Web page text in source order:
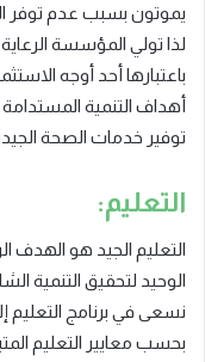
يموتون بسبب عدم توفر
لذا تولي المؤسسة
باعتبارها أحد أوجه
أهداف التنمية
توفير خدمات الصحة
التعليم:
التعليم الجيد هو الهدف
الوحيد لتحقيق التنمية
نسعى في برنامج
بحسب معايير التعليم